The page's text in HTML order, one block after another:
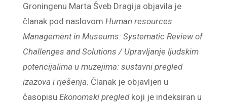
Groningenu Marta Šveb Dragija objavila je
članak pod naslovom Human resources
Management in Museums: Systematic Review of
Challenges and Solutions / Upravljanje ljudskim
potencijalima u muzejima: sustavni pregled
izazova i rješenja . Članak je objavljen u
časopisu Ekonomski pregledkoji je indeksiran u